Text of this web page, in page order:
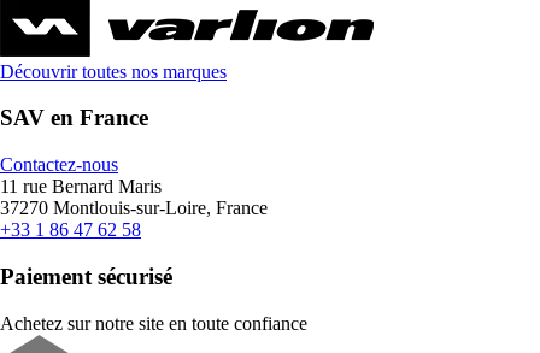
Découvrir toutes nos marques
SAV en France
Contactez-nous
11 rue Bernard Maris
37270 Montlouis-sur-Loire, France
+33 1 86 47 62 58
Paiement sécurisé
Achetez sur notre site en toute confiance